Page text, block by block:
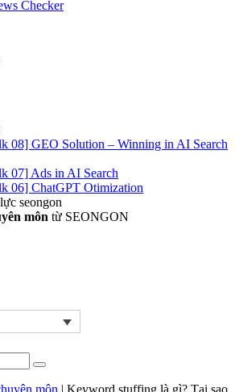
Checker
08] GEO Solution – Winning in AI Search
07] Ads in AI Search
06] ChatGPT Otimization
môn từ SEONGON